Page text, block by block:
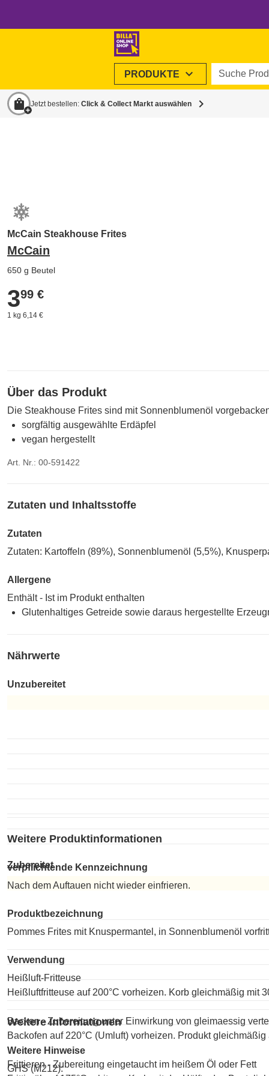
PRODUKTE expand_more Suche
shopping_bag Jetzt bestellen: Click & Collect Markt auswählen chevron_right
McCain Steakhouse Frites
McCain
650 g Beutel
3,99 €
399 €
1 kg 6,14 €
Über das Produkt
Die Steakhouse Frites sind mit Sonnenblumenöl
sorgfältig ausgewählte Erdäpfel
vegan hergestellt
Art. Nr.: 00-591422
Zutaten und Inhaltsstoffe
Zutaten
Zutaten: Kartoffeln (89%), Sonnenblumenöl (5,5%),
Allergene
Enthält - Ist im Produkt enthalten
Glutenhaltiges Getreide sowie daraus hergestellte
Nährwerte
Unzubereitet
Zubereitet
Weitere Produktinformationen
verpflichtende Kennzeichnung
Nach dem Auftauen nicht wieder einfrieren.
Produktbezeichnung
Pommes Frites mit Knuspermantel, in Sonnenblumenöl
Verwendung
Heißluft-Fritteuse
Heißluftfritteuse auf 200°C vorheizen. Korb gleichmäßig mit
Backen - Zubereitung unter Einwirkung von gleimaessig
Backofen auf 220°C (Umluft) vorheizen. Produkt
Frittieren - Zubereitung eingetaucht im heißem Öl oder Fett
Weitere Informationen
Weitere Hinweise
GHS (M212):